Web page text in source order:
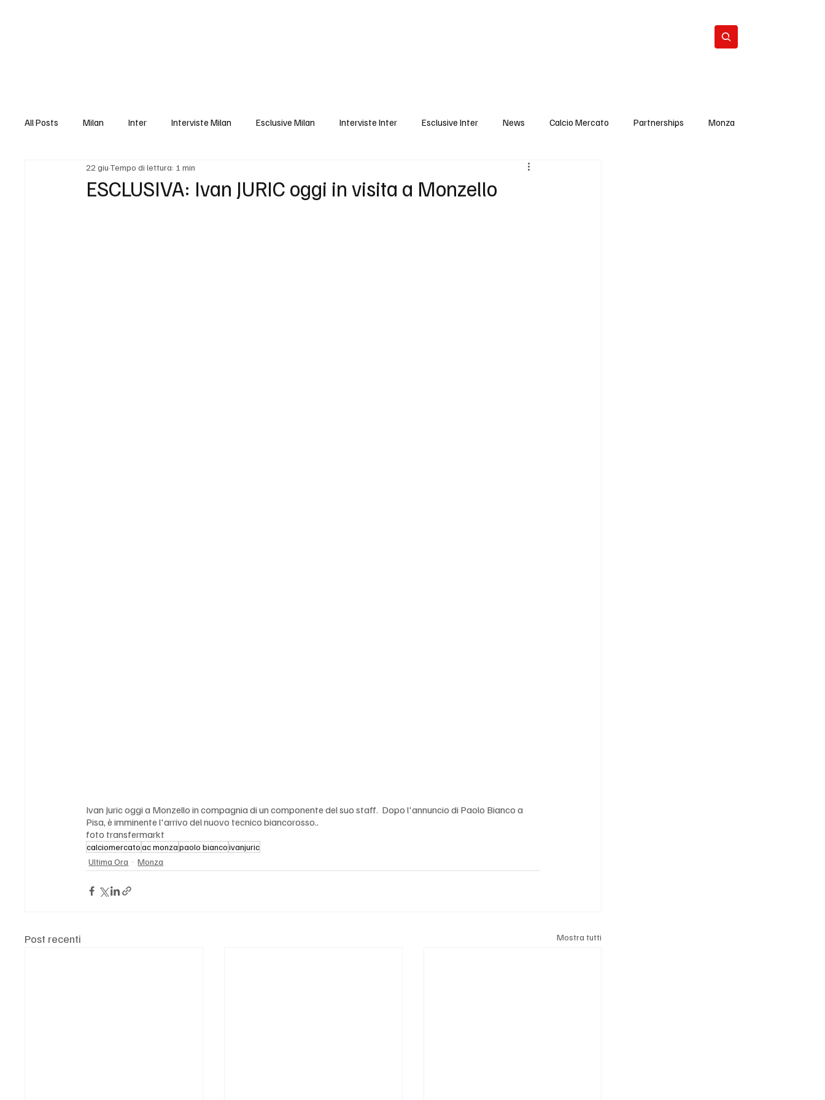
All Posts Milan Inter Interviste Milan Esclusive Milan Interviste Inter Esclusive Inter News Calcio Mercato Partnerships Monza
Interviste Monza Esclusive Monza Prima Pagina
ESCLUSIVA: Ivan JURIC oggi in visita a Monzello
22 giu Tempo di lettura: 1 min
Ivan Juric oggi a Monzello in compagnia di un componente del suo staff.  Dopo l'annuncio di Paolo Bianco a
Pisa, è imminente l'arrivo del nuovo tecnico biancorosso..
foto transfermarkt
calciomercatoac monzapaolo biancoivanjuric
Ultima Ora
Monza
Post recenti Mostra tutti